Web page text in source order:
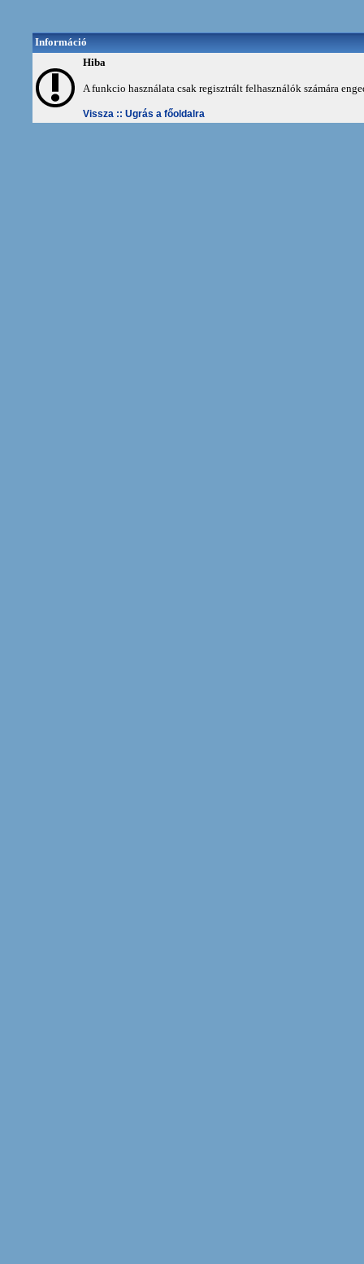
Információ
Hiba
A funkcio használata csak regisztrált felhasználók számára
Vissza :: Ugrás a főoldalra